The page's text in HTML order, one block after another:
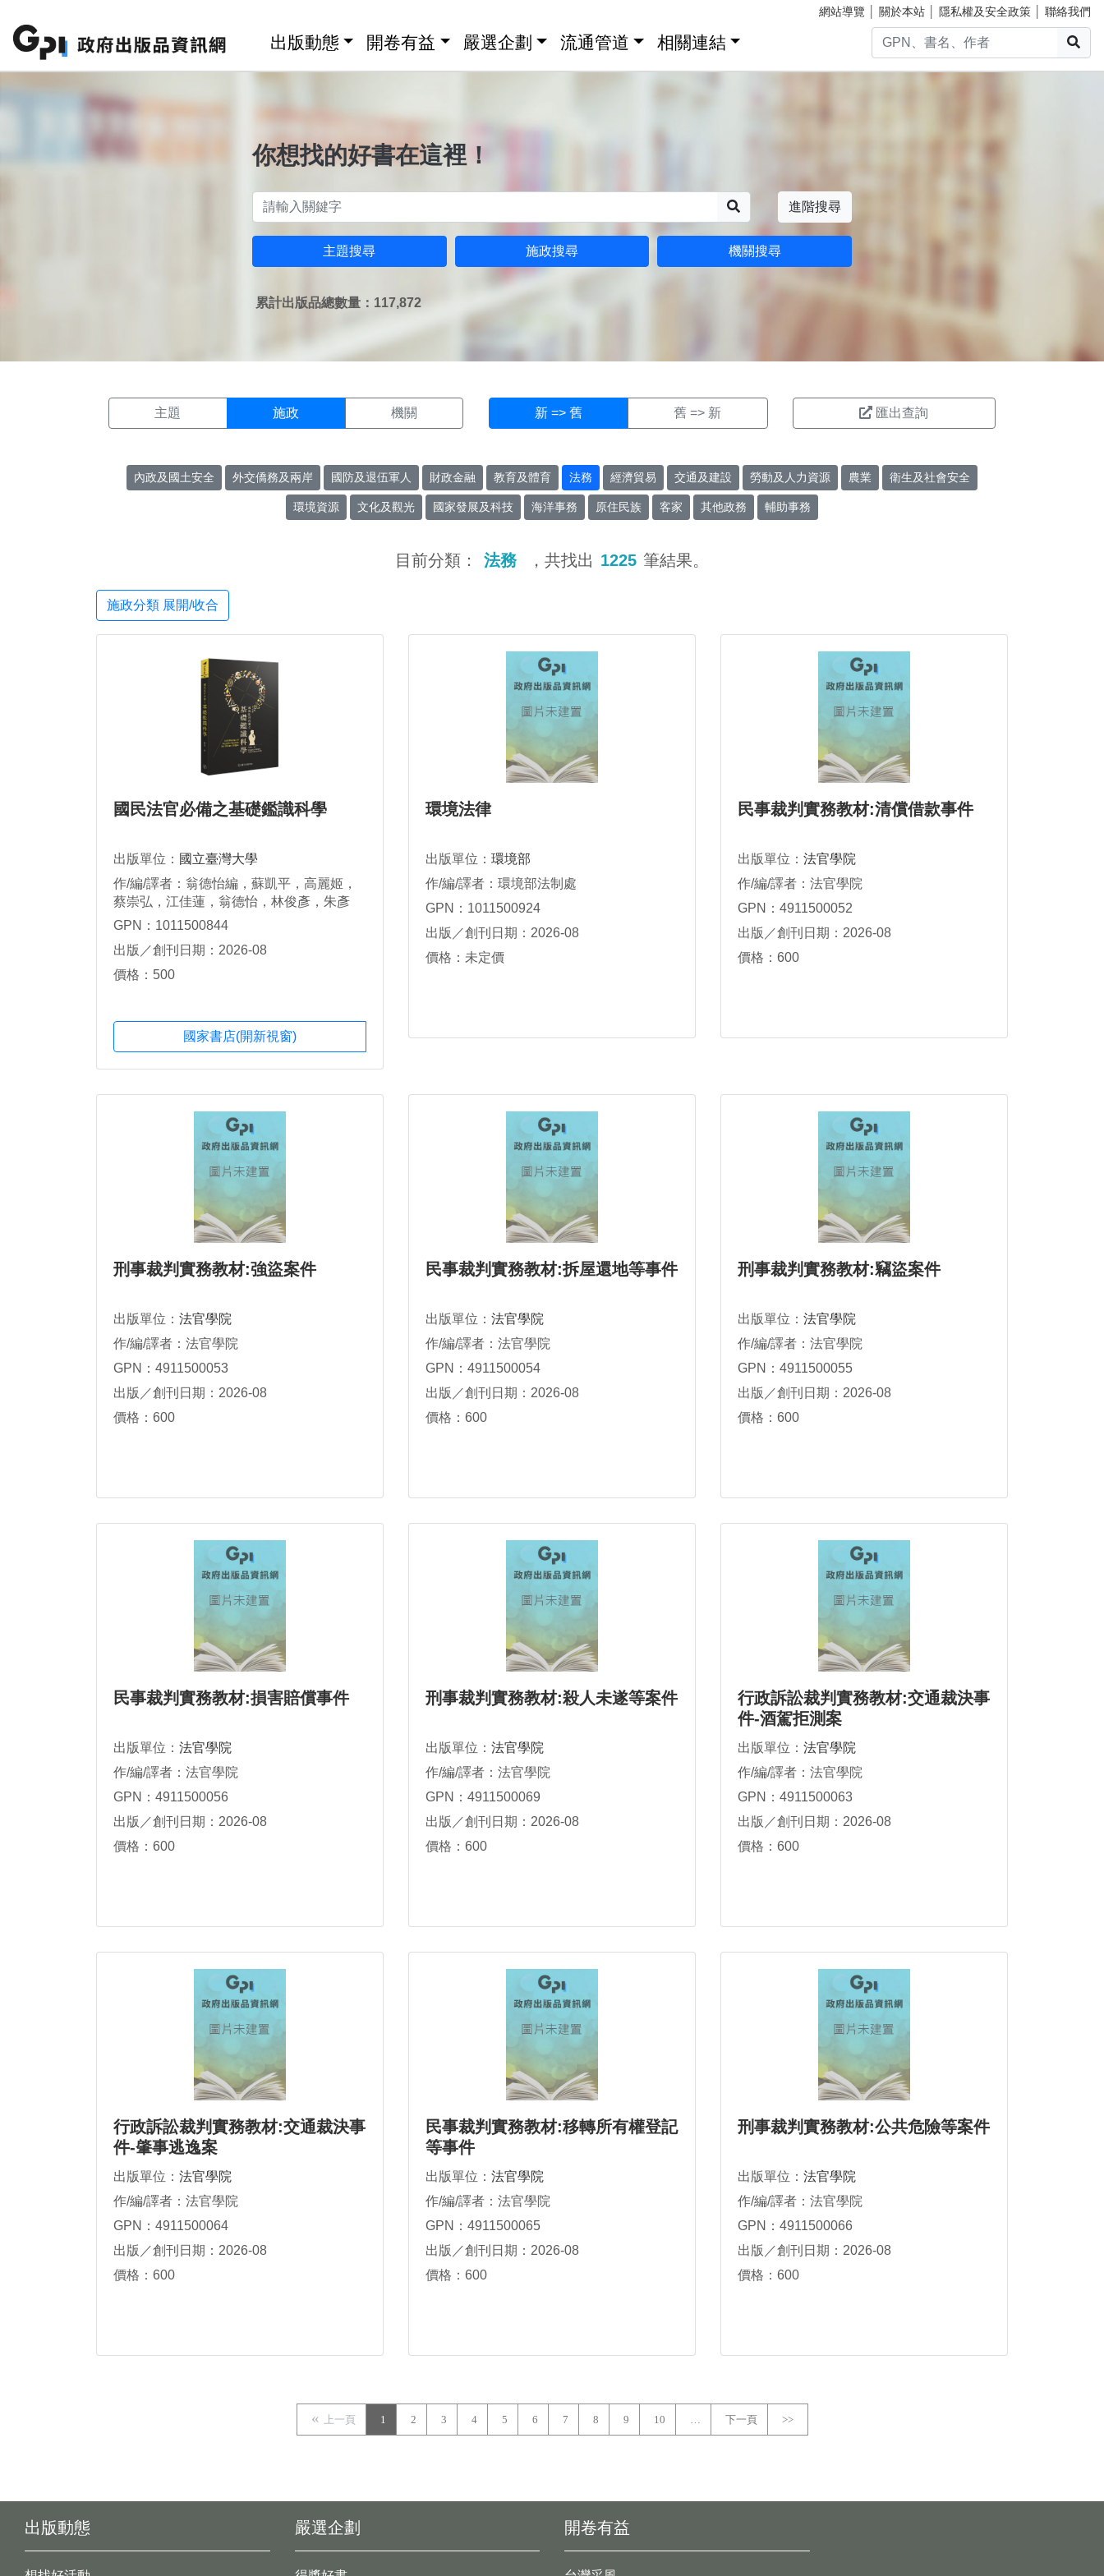
網站導覽 關於本站 隱私權及安全政策 聯絡我們
出版動態 開卷有益 嚴選企劃 流通管道 相關連結
你想找的好書在這裡！
進階搜尋
主題搜尋 施政搜尋 機關搜尋
累計出版品總數量：117,872
主題 施政 機關 新 => 舊 舊 => 新 匯出查詢
內政及國土安全 外交僑務及兩岸 國防及退伍軍人 財政金融 教育及體育 法務 經濟貿易 交通及建設 勞動及人力資源 農業 衛生及社會安全
環境資源 文化及觀光 國家發展及科技 海洋事務 原住民族 客家 其他政務 輔助事務
目前分類： 法務 ，共找出 1225 筆結果。
施政分類 展開/收合
國民法官必備之基礎鑑識科學
出版單位： 國立臺灣大學
作/編/譯者：翁德怡編，蘇凱平，高麗姬，
蔡崇弘，江佳蓮，翁德怡，林俊彥，朱彥
儒，李俊宏，李俊億著
GPN：1011500844
出版／創刊日期：2026-08
價格：500
國家書店(開新視窗)
環境法律
出版單位： 環境部
作/編/譯者：環境部法制處
GPN：1011500924
出版／創刊日期：2026-08
價格：未定價
民事裁判實務教材:清償借款事件
出版單位： 法官學院
作/編/譯者：法官學院
GPN：4911500052
出版／創刊日期：2026-08
價格：600
刑事裁判實務教材:強盜案件
出版單位： 法官學院
作/編/譯者：法官學院
GPN：4911500053
出版／創刊日期：2026-08
價格：600
民事裁判實務教材:拆屋還地等事件
出版單位： 法官學院
作/編/譯者：法官學院
GPN：4911500054
出版／創刊日期：2026-08
價格：600
刑事裁判實務教材:竊盜案件
出版單位： 法官學院
作/編/譯者：法官學院
GPN：4911500055
出版／創刊日期：2026-08
價格：600
民事裁判實務教材:損害賠償事件
出版單位： 法官學院
作/編/譯者：法官學院
GPN：4911500056
出版／創刊日期：2026-08
價格：600
刑事裁判實務教材:殺人未遂等案件
出版單位： 法官學院
作/編/譯者：法官學院
GPN：4911500069
出版／創刊日期：2026-08
價格：600
行政訴訟裁判實務教材:交通裁決事
件-酒駕拒測案
出版單位： 法官學院
作/編/譯者：法官學院
GPN：4911500063
出版／創刊日期：2026-08
價格：600
行政訴訟裁判實務教材:交通裁決事
件-肇事逃逸案
出版單位： 法官學院
作/編/譯者：法官學院
GPN：4911500064
出版／創刊日期：2026-08
價格：600
民事裁判實務教材:移轉所有權登記
等事件
出版單位： 法官學院
作/編/譯者：法官學院
GPN：4911500065
出版／創刊日期：2026-08
價格：600
刑事裁判實務教材:公共危險等案件
出版單位： 法官學院
作/編/譯者：法官學院
GPN：4911500066
出版／創刊日期：2026-08
價格：600
上一頁 1 2 3 4 5 6 7 8 9 10 … 下一頁 >>
出版動態 開卷有益
嚴選企劃